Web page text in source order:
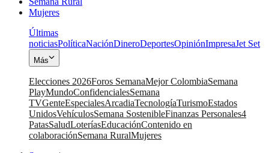
Mujeres
Últimas
noticiasPolíticaNaciónDineroDeportesOpiniónImpresaJet Set
Más
Elecciones 2026Foros SemanaMejor ColombiaSemana
PlayMundoConfidencialesSemana
TVGenteEspecialesArcadiaTecnologíaTurismoEstados
UnidosVehículosSemana SostenibleFinanzas Personales4
PatasSaludLoteríasEducaciónContenido en
colaboraciónSemana RuralMujeres